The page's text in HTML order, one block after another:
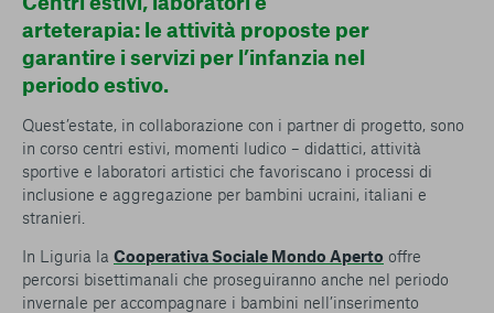
arteterapia: le attività proposte per
garantire i servizi per l’infanzia nel
periodo estivo.
Quest’estate, in collaborazione con i partner di progetto, sono
in corso centri estivi, momenti ludico – didattici, attività
sportive e laboratori artistici che favoriscano i processi di
inclusione e aggregazione per bambini ucraini, italiani e
stranieri.
In Liguria la Cooperativa Sociale Mondo Aperto offre
percorsi bisettimanali che proseguiranno anche nel periodo
invernale per accompagnare i bambini nell’inserimento